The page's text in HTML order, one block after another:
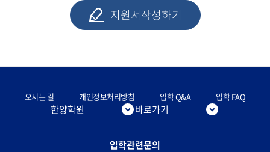
지원서작성하기
오시는 길 개인정보처리방침 입학 Q&A 입학 FAQ
한양학원 바로가기
입학관련문의